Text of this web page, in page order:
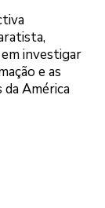
investigar
e as
da América